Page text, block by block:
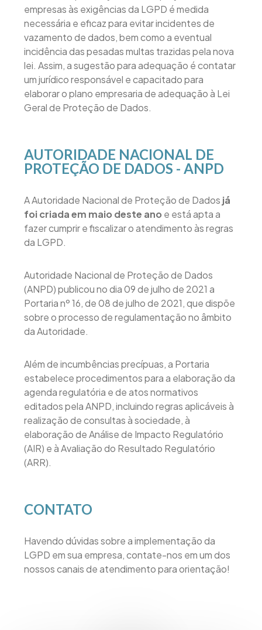
empresas às exigências da LGPD é medida
necessária e eficaz para evitar incidentes de
vazamento de dados, bem como a eventual
incidência das pesadas multas trazidas pela nova
lei. Assim, a sugestão para adequação é contatar
um jurídico responsável e capacitado para
elaborar o plano empresaria de adequação à Lei
Geral de Proteção de Dados.
AUTORIDADE NACIONAL DE
PROTEÇÃO DE DADOS - ANPD
A Autoridade Nacional de Proteção de Dados já
foi criada em maio deste ano e está apta a
fazer cumprir e fiscalizar o atendimento às regras
da LGPD.
Autoridade Nacional de Proteção de Dados
(ANPD) publicou no dia 09 de julho de 2021 a
Portaria nº 16, de 08 de julho de 2021, que dispõe
sobre o processo de regulamentação no âmbito
da Autoridade.
Além de incumbências precípuas, a Portaria
estabelece procedimentos para a elaboração da
agenda regulatória e de atos normativos
editados pela ANPD, incluindo regras aplicáveis à
realização de consultas à sociedade, à
elaboração de Análise de Impacto Regulatório
(AIR) e à Avaliação do Resultado Regulatório
(ARR).
CONTATO
Havendo dúvidas sobre a implementação da
LGPD em sua empresa, contate-nos em um dos
nossos canais de atendimento para orientação!